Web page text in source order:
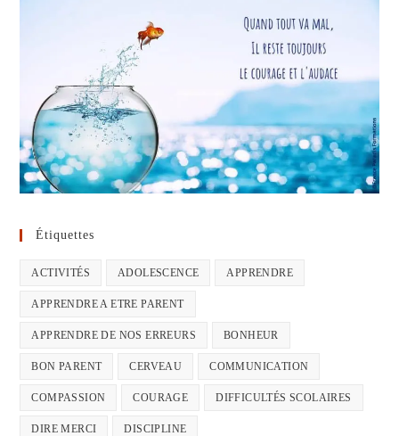
Étiquettes
ACTIVITÉS ADOLESCENCE APPRENDRE
APPRENDRE A ETRE PARENT
APPRENDRE DE NOS ERREURS BONHEUR
BON PARENT CERVEAU COMMUNICATION
COMPASSION COURAGE DIFFICULTÉS SCOLAIRES
DIRE MERCI DISCIPLINE